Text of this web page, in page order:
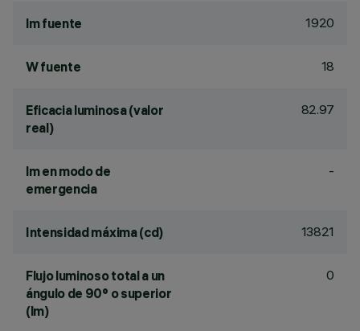
lm fuente 1920
W fuente 18
Eficacia luminosa (valor
real)
82.97
lm en modo de
emergencia
-
Intensidad máxima (cd) 13821
Flujo luminoso total a un
ángulo de 90° o superior
(lm)
0